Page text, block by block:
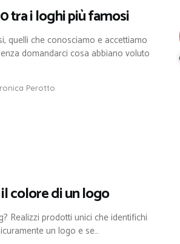
tra i loghi più famosi
quelli che conosciamo e accettiamo
domandarci cosa abbiano voluto
Perotto
colore di un logo
Realizzi prodotti unici che identifichi
un logo e se…